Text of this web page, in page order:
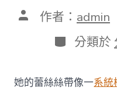
文 作者： admin
分
類
分類於
她的蕾絲絲帶像一系統